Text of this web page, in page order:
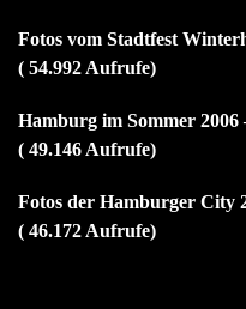
Fotos vom Stadtfest
( 54.992 Aufrufe)
Hamburg im Sommer 2006
( 49.146 Aufrufe)
Fotos der Hamburger City
( 46.172 Aufrufe)